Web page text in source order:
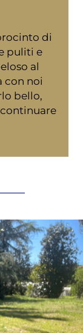
di
puliti e
al
con noi
bello,